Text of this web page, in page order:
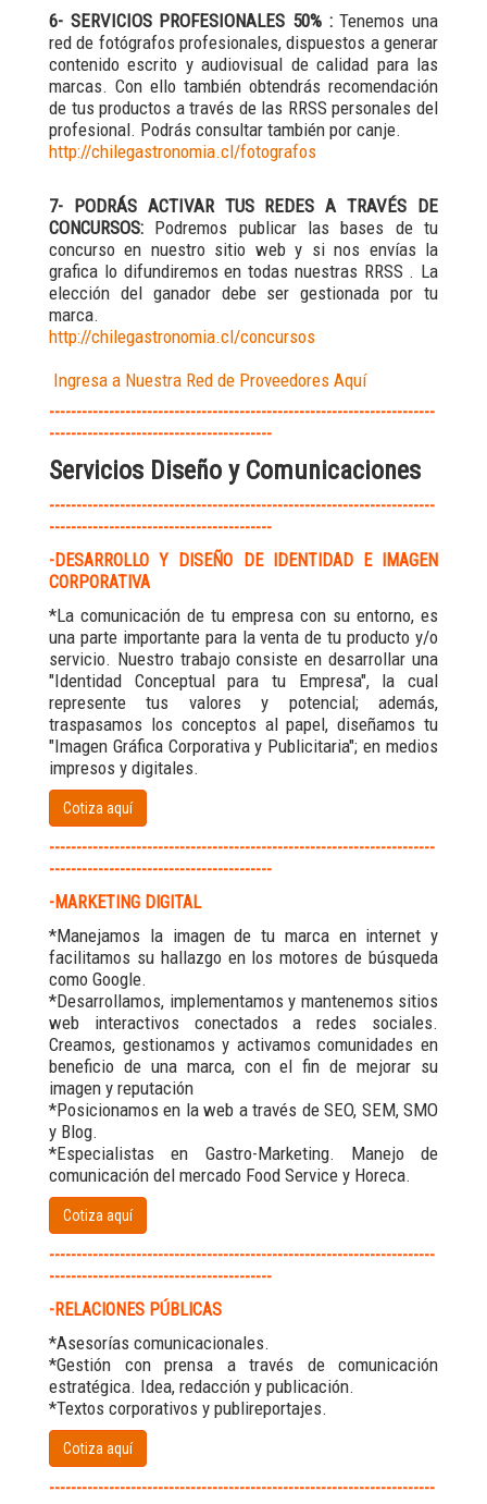
6- SERVICIOS PROFESIONALES 50% :Tenemos una
red de fotógrafos profesionales, dispuestos a generar
contenido escrito y audiovisual de calidad para las
marcas. Con ello también obtendrás recomendación
de tus productos a través de las RRSS personales del
profesional. Podrás consultar también por canje.
http://chilegastronomia.cl/fotografos
7- PODRÁS ACTIVAR TUS REDES A TRAVÉS DE
CONCURSOS: Podremos publicar las bases de tu
concurso en nuestro sitio web y si nos envías la
grafica lo difundiremos en todas nuestras RRSS . La
elección del ganador debe ser gestionada por tu
marca.
http://chilegastronomia.cl/concursos
Ingresa a Nuestra Red de Proveedores Aquí
-----------------------------------------------------------------------
-----------------------------------------
Servicios Diseño y Comunicaciones
-----------------------------------------------------------------------
-----------------------------------------
-DESARROLLO Y DISEÑO DE IDENTIDAD E IMAGEN
CORPORATIVA
*La comunicación de tu empresa con su entorno, es
una parte importante para la venta de tu producto y/o
servicio. Nuestro trabajo consiste en desarrollar una
"Identidad Conceptual para tu Empresa", la cual
represente tus valores y potencial; además,
traspasamos los conceptos al papel, diseñamos tu
"Imagen Gráfica Corporativa y Publicitaria"; en medios
impresos y digitales.
Cotiza aquí
-----------------------------------------------------------------------
-----------------------------------------
-MARKETING DIGITAL
*Manejamos la imagen de tu marca en internet y
facilitamos su hallazgo en los motores de búsqueda
como Google.
*Desarrollamos, implementamos y mantenemos sitios
web interactivos conectados a redes sociales.
Creamos, gestionamos y activamos comunidades en
beneficio de una marca, con el fin de mejorar su
imagen y reputación
*Posicionamos en la web a través de SEO, SEM, SMO
y Blog.
*Especialistas en Gastro-Marketing. Manejo de
comunicación del mercado Food Service y Horeca.
Cotiza aquí
-----------------------------------------------------------------------
-----------------------------------------
-RELACIONES PÚBLICAS
*Asesorías comunicacionales.
*Gestión con prensa a través de comunicación
estratégica. Idea, redacción y publicación.
*Textos corporativos y publireportajes.
Cotiza aquí
-----------------------------------------------------------------------